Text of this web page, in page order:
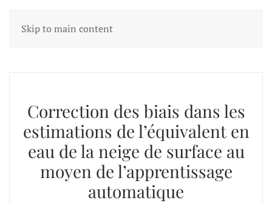
Skip to main content
Tag:manteau neigeux
Correction des biais dans les
estimations de l’équivalent en
eau de la neige de surface au
moyen de l’apprentissage
automatique